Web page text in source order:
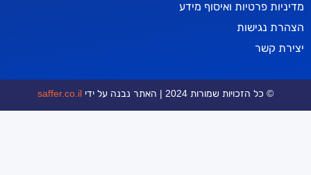
ואיסוף מידע
2024 | האתר נבנה על ידי saffer.co.il